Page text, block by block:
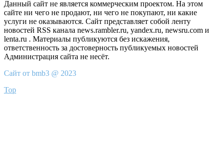
Данный сайт не является коммерческим проектом. На этом
сайте ни чего не продают, ни чего не покупают, ни какие
услуги не оказываются. Сайт представляет собой ленту
новостей RSS канала news.rambler.ru, yandex.ru, newsru.com и
lenta.ru . Материалы публикуются без искажения,
ответственность за достоверность публикуемых новостей
Администрация сайта не несёт.
Сайт от bmb3 @ 2023
Top